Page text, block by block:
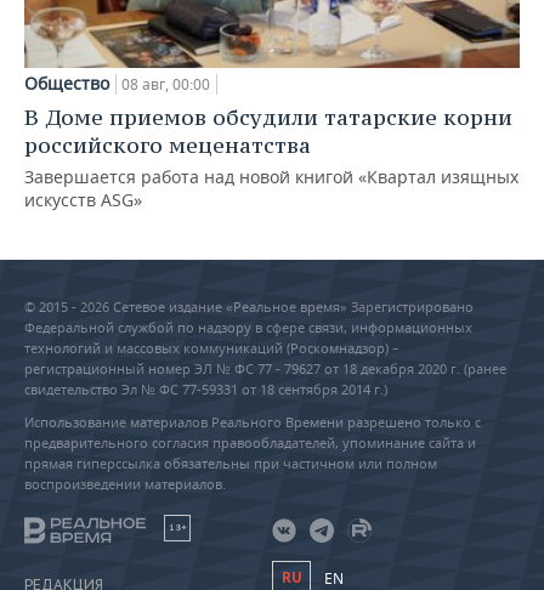
Общество 08 авг, 00:00
В Доме приемов обсудили татарские корни
российского меценатства
Завершается работа над новой книгой «Квартал изящных
искусств ASG»
© 2015 - 2026 Сетевое издание «Реальное время» Зарегистрировано
Федеральной службой по надзору в сфере связи, информационных
технологий и массовых коммуникаций (Роскомнадзор) –
регистрационный номер ЭЛ № ФС 77 - 79627 от 18 декабря 2020 г. (ранее
свидетельство Эл № ФС 77-59331 от 18 сентября 2014 г.)
Использование материалов Реального Времени разрешено только с
предварительного согласия правообладателей, упоминание сайта и
прямая гиперссылка обязательны при частичном или полном
воспроизведении материалов.
18+
РЕДАКЦИЯ RU EN